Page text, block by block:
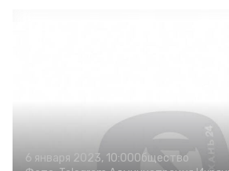
6 января 2023, 10:00Общество